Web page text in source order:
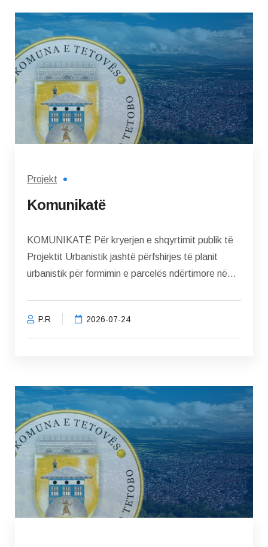
Projekt
Komunikatë
KOMUNIKATË Për kryerjen e shqyrtimit publik të
Projektit Urbanistik jashtë përfshirjes të planit
urbanistik për formimin e parcelës ndërtimore në...
P.R 2026-07-24